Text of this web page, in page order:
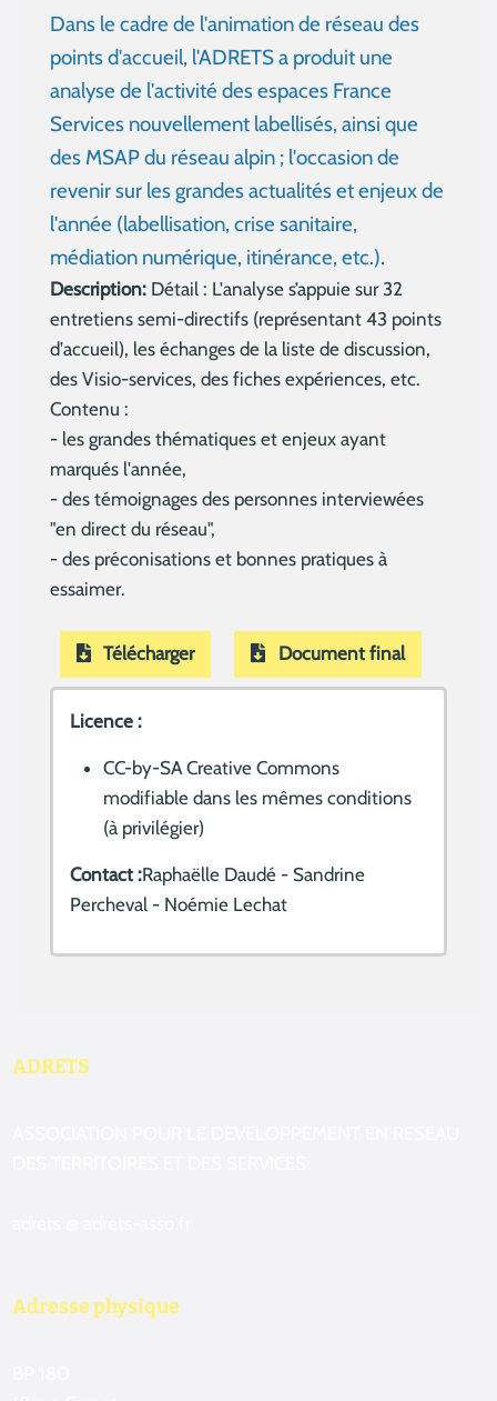
Dans le cadre de l'animation de réseau des
points d'accueil, l'ADRETS a produit une
analyse de l'activité des espaces France
Services nouvellement labellisés, ainsi que
des MSAP du réseau alpin ; l'occasion de
revenir sur les grandes actualités et enjeux de
l'année (labellisation, crise sanitaire,
médiation numérique, itinérance, etc.).
Description: Détail : L'analyse s’appuie sur 32
entretiens semi-directifs (représentant 43 points
d'accueil), les échanges de la liste de discussion,
des Visio-services, des fiches expériences, etc.
Contenu :
- les grandes thématiques et enjeux ayant
marqués l'année,
- des témoignages des personnes interviewées
"en direct du réseau",
- des préconisations et bonnes pratiques à
essaimer.
Télécharger Document final
Licence :
CC-by-SA Creative Commons
modifiable dans les mêmes conditions
(à privilégier)
Contact :Raphaëlle Daudé - Sandrine
Percheval - Noémie Lechat
ADRETS
Adresse physique